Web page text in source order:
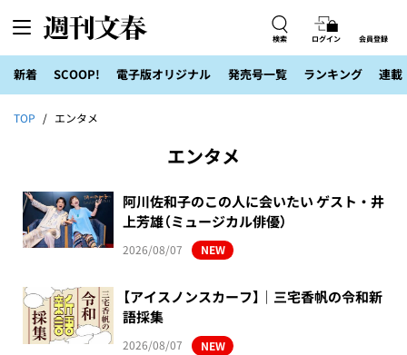
検索 ログイン 会員登録
新着 SCOOP! 電子版オリジナル 発売号一覧 ランキング 連載
TOP エンタメ
エンタメ
阿川佐和子のこの人に会いたい ゲスト・井
上芳雄（ミュージカル俳優）
2026/08/07 NEW
【アイスノンスカーフ】｜三宅香帆の令和新
語採集
2026/08/07 NEW